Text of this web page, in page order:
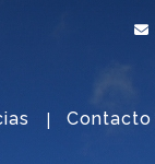
Contacto